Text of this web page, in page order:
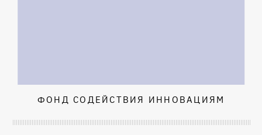
ФОНД СОДЕЙСТВИЯ ИННОВАЦИЯМ